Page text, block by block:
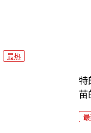
最热
特
苗